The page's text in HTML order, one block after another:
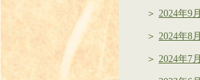
2024年9月
2024年8月
2024年7月